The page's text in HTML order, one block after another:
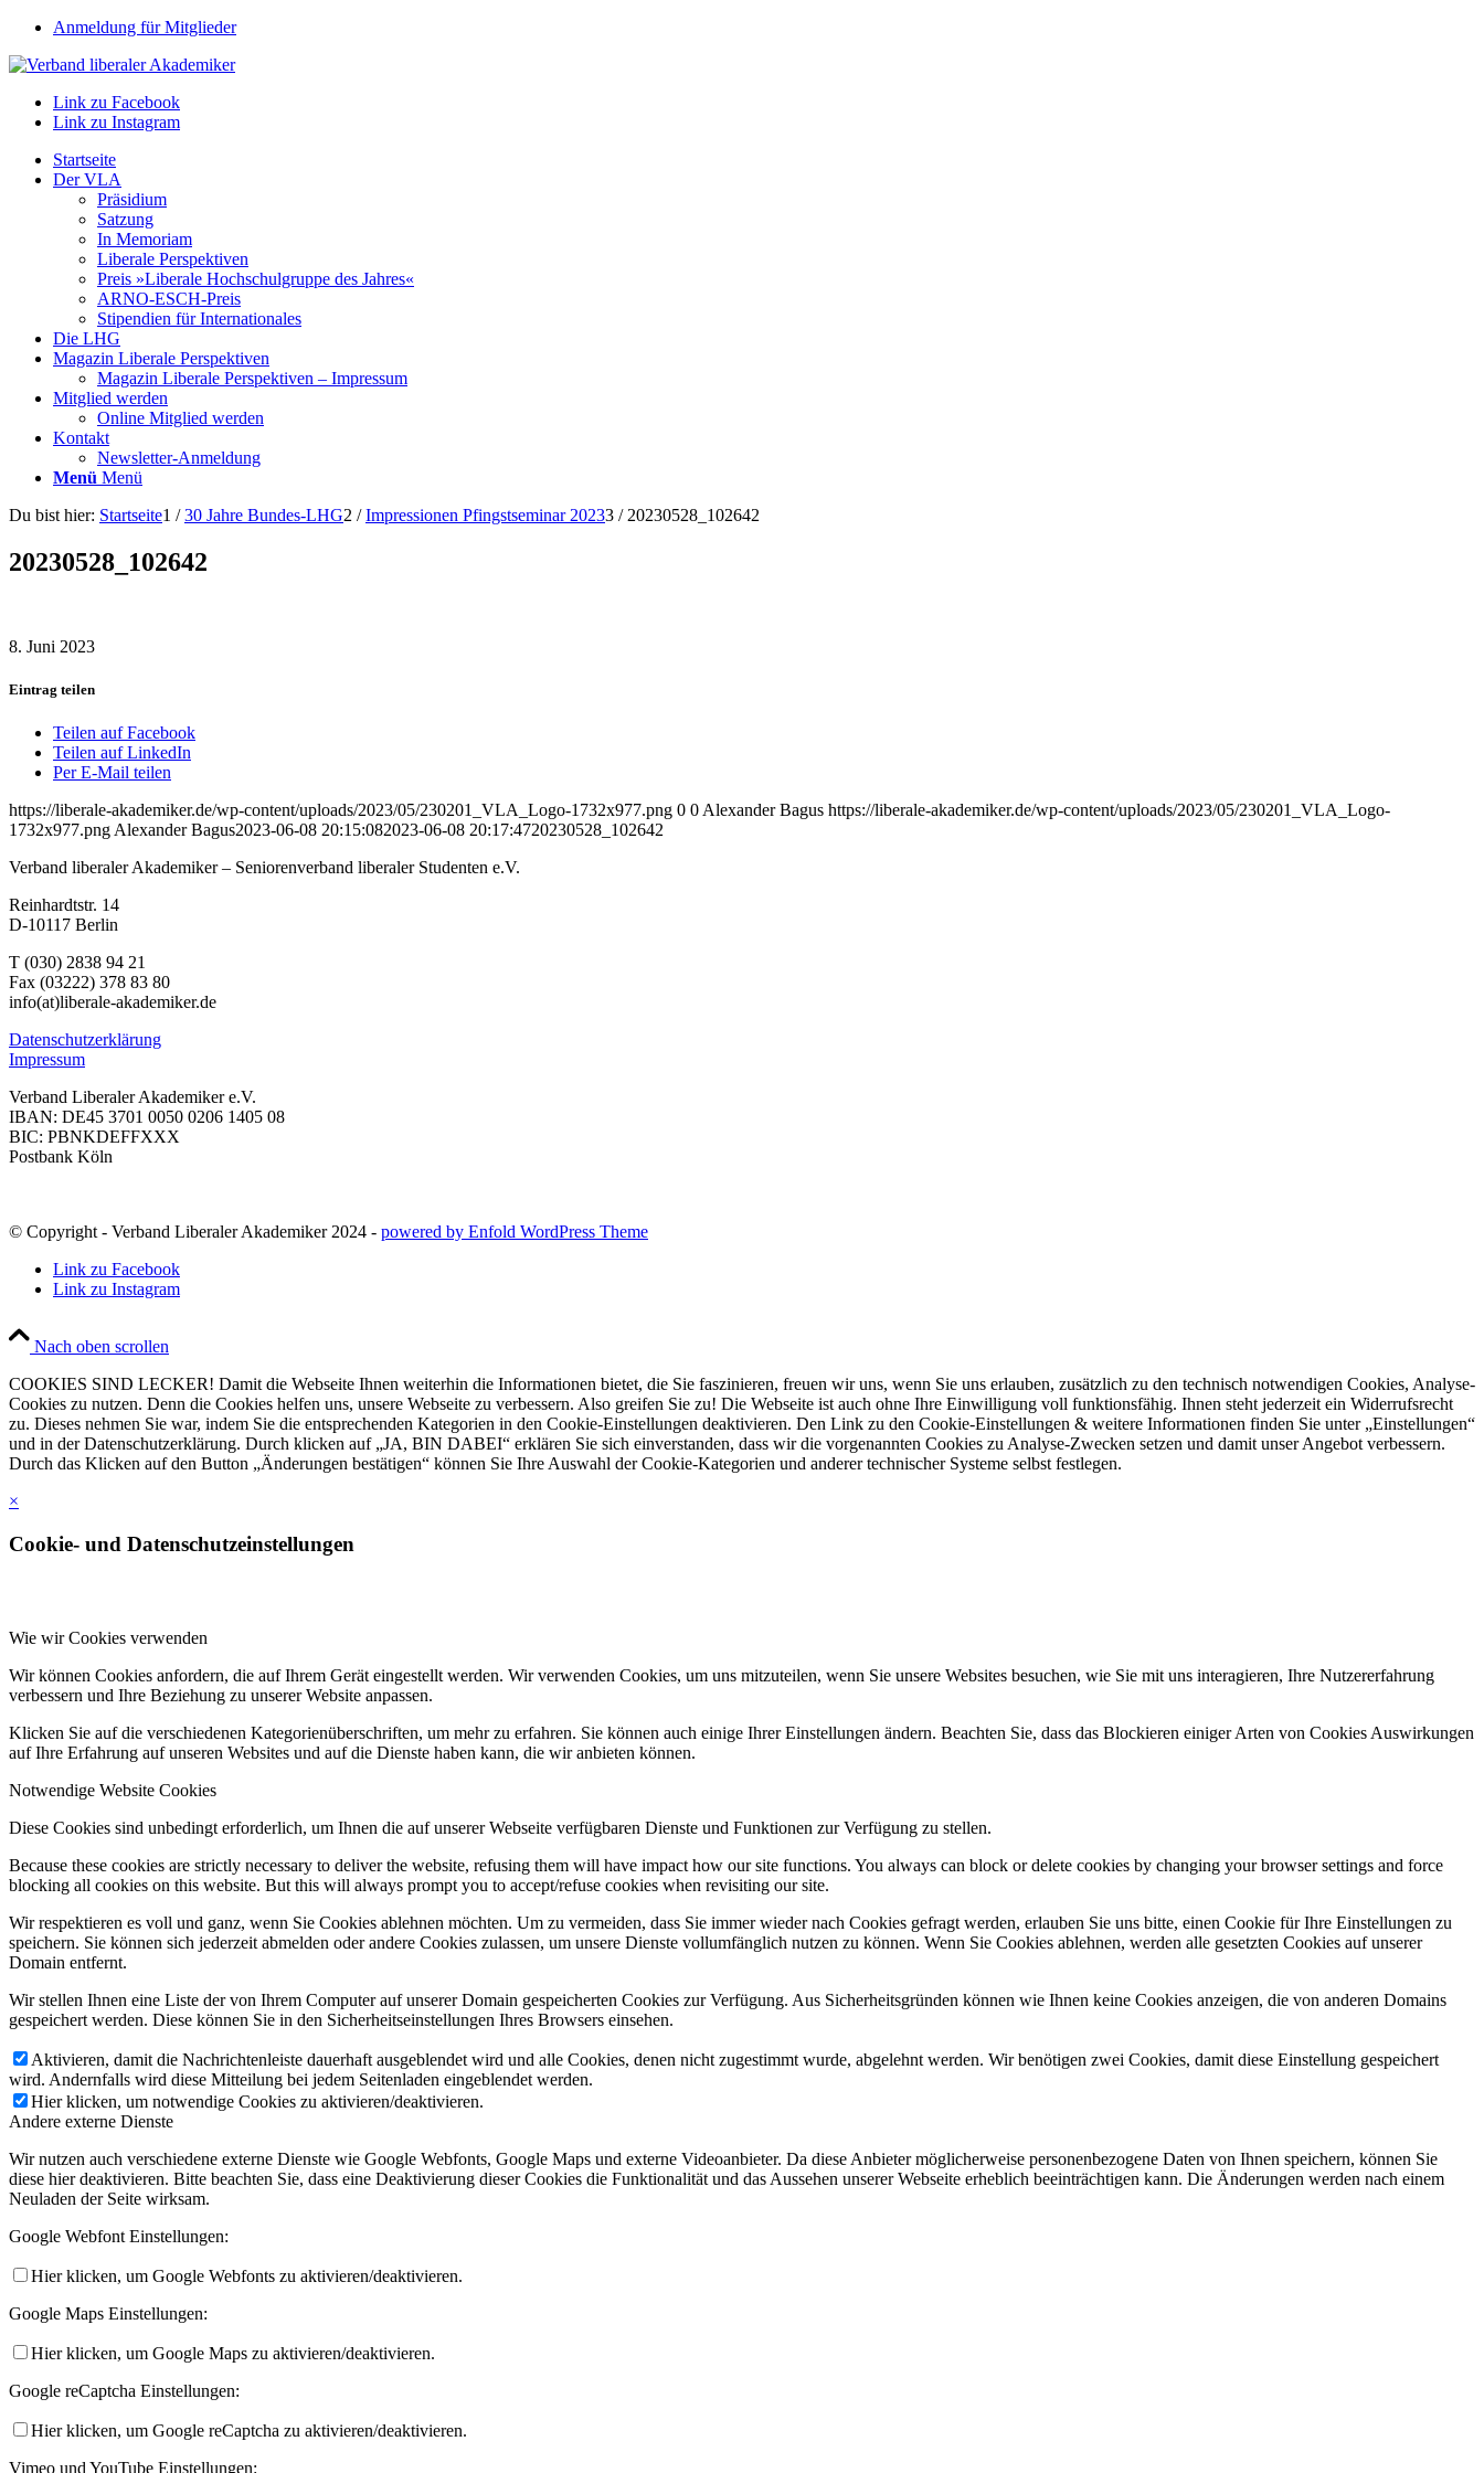
Anmeldung für Mitglieder
Link zu Facebook
Link zu Instagram
Startseite
Der VLA
Präsidium
Satzung
In Memoriam
Liberale Perspektiven
Preis »Liberale Hochschulgruppe des Jahres«
ARNO-ESCH-Preis
Stipendien für Internationales
Die LHG
Magazin Liberale Perspektiven
Magazin Liberale Perspektiven – Impressum
Mitglied werden
Online Mitglied werden
Kontakt
Newsletter-Anmeldung
Menü Menü
Du bist hier: Startseite1 / 30 Jahre Bundes-LHG2 / Impressionen Pfingstseminar 20233 / 20230528_102642
20230528_102642
8. Juni 2023
Eintrag teilen
Teilen auf Facebook
Teilen auf LinkedIn
Per E-Mail teilen
https://liberale-akademiker.de/wp-content/uploads/2023/05/230201_VLA_Logo-1732x977.png 0 0 Alexander Bagus https://liberale-akademiker.de/wp-content/uploads/2023/05/230201_VLA_Logo-
1732x977.png Alexander Bagus2023-06-08 20:15:082023-06-08 20:17:4720230528_102642
Verband liberaler Akademiker – Seniorenverband liberaler Studenten e.V.
Reinhardtstr. 14
D-10117 Berlin
T (030) 2838 94 21
Fax (03222) 378 83 80
info(at)liberale-akademiker.de
Datenschutzerklärung
Impressum
Verband Liberaler Akademiker e.V.
IBAN: DE45 3701 0050 0206 1405 08
BIC: PBNKDEFFXXX
Postbank Köln
© Copyright - Verband Liberaler Akademiker 2024 - powered by Enfold WordPress Theme
Link zu Facebook
Link zu Instagram
Nach oben scrollen
COOKIES SIND LECKER! Damit die Webseite Ihnen weiterhin die Informationen bietet, die Sie faszinieren, freuen wir uns, wenn Sie uns erlauben, zusätzlich zu den technisch notwendigen Cookies, Analyse-
Cookies zu nutzen. Denn die Cookies helfen uns, unsere Webseite zu verbessern. Also greifen Sie zu! Die Webseite ist auch ohne Ihre Einwilligung voll funktionsfähig. Ihnen steht jederzeit ein Widerrufsrecht
zu. Dieses nehmen Sie war, indem Sie die entsprechenden Kategorien in den Cookie-Einstellungen deaktivieren. Den Link zu den Cookie-Einstellungen & weitere Informationen finden Sie unter „Einstellungen“
und in der Datenschutzerklärung. Durch klicken auf „JA, BIN DABEI“ erklären Sie sich einverstanden, dass wir die vorgenannten Cookies zu Analyse-Zwecken setzen und damit unser Angebot verbessern.
Durch das Klicken auf den Button „Änderungen bestätigen“ können Sie Ihre Auswahl der Cookie-Kategorien und anderer technischer Systeme selbst festlegen.
×
Cookie- und Datenschutzeinstellungen
Wie wir Cookies verwenden
Wir können Cookies anfordern, die auf Ihrem Gerät eingestellt werden. Wir verwenden Cookies, um uns mitzuteilen, wenn Sie unsere Websites besuchen, wie Sie mit uns interagieren, Ihre Nutzererfahrung
verbessern und Ihre Beziehung zu unserer Website anpassen.
Klicken Sie auf die verschiedenen Kategorienüberschriften, um mehr zu erfahren. Sie können auch einige Ihrer Einstellungen ändern. Beachten Sie, dass das Blockieren einiger Arten von Cookies Auswirkungen
auf Ihre Erfahrung auf unseren Websites und auf die Dienste haben kann, die wir anbieten können.
Notwendige Website Cookies
Diese Cookies sind unbedingt erforderlich, um Ihnen die auf unserer Webseite verfügbaren Dienste und Funktionen zur Verfügung zu stellen.
Because these cookies are strictly necessary to deliver the website, refusing them will have impact how our site functions. You always can block or delete cookies by changing your browser settings and force
blocking all cookies on this website. But this will always prompt you to accept/refuse cookies when revisiting our site.
Wir respektieren es voll und ganz, wenn Sie Cookies ablehnen möchten. Um zu vermeiden, dass Sie immer wieder nach Cookies gefragt werden, erlauben Sie uns bitte, einen Cookie für Ihre Einstellungen zu
speichern. Sie können sich jederzeit abmelden oder andere Cookies zulassen, um unsere Dienste vollumfänglich nutzen zu können. Wenn Sie Cookies ablehnen, werden alle gesetzten Cookies auf unserer
Domain entfernt.
Wir stellen Ihnen eine Liste der von Ihrem Computer auf unserer Domain gespeicherten Cookies zur Verfügung. Aus Sicherheitsgründen können wie Ihnen keine Cookies anzeigen, die von anderen Domains
gespeichert werden. Diese können Sie in den Sicherheitseinstellungen Ihres Browsers einsehen.
Aktivieren, damit die Nachrichtenleiste dauerhaft ausgeblendet wird und alle Cookies, denen nicht zugestimmt wurde, abgelehnt werden. Wir benötigen zwei Cookies, damit diese Einstellung gespeichert
wird. Andernfalls wird diese Mitteilung bei jedem Seitenladen eingeblendet werden.
Hier klicken, um notwendige Cookies zu aktivieren/deaktivieren.
Andere externe Dienste
Wir nutzen auch verschiedene externe Dienste wie Google Webfonts, Google Maps und externe Videoanbieter. Da diese Anbieter möglicherweise personenbezogene Daten von Ihnen speichern, können Sie
diese hier deaktivieren. Bitte beachten Sie, dass eine Deaktivierung dieser Cookies die Funktionalität und das Aussehen unserer Webseite erheblich beeinträchtigen kann. Die Änderungen werden nach einem
Neuladen der Seite wirksam.
Google Webfont Einstellungen:
Hier klicken, um Google Webfonts zu aktivieren/deaktivieren.
Google Maps Einstellungen:
Hier klicken, um Google Maps zu aktivieren/deaktivieren.
Google reCaptcha Einstellungen:
Hier klicken, um Google reCaptcha zu aktivieren/deaktivieren.
Vimeo und YouTube Einstellungen: